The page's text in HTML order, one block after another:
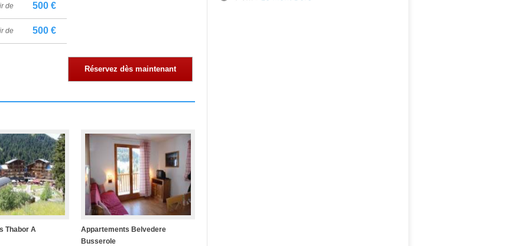
de 500 €
de 500 €
Réservez dès maintenant
Thabor A
Appartements Belvedere
Busserole